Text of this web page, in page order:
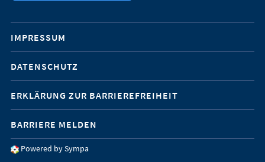
Mobile-
Service-
Navigation
IMPRESSUM
DATENSCHUTZ
ERKLÄRUNG ZUR BARRIEREFREIHEIT
BARRIERE MELDEN
Powered by Sympa